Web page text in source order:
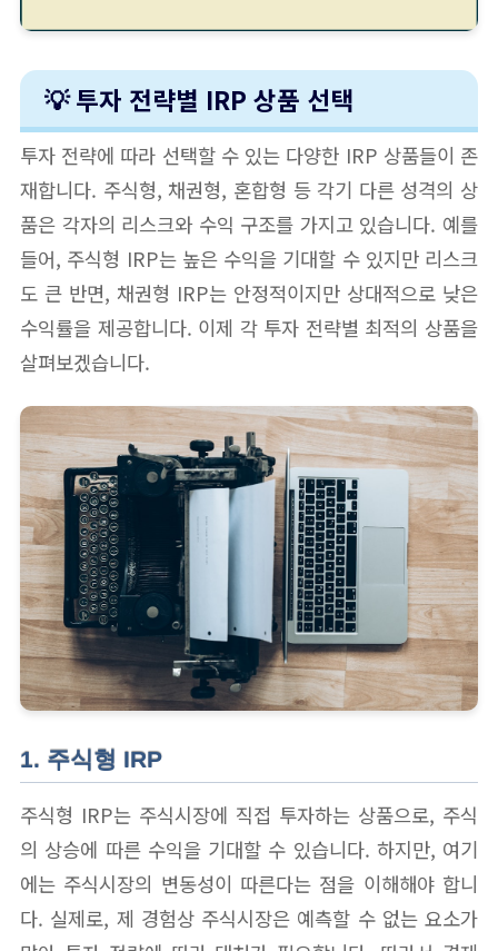
💡 투자 전략별 IRP 상품 선택
투자 전략에 따라 선택할 수 있는 다양한 IRP 상품들이 존
재합니다. 주식형, 채권형, 혼합형 등 각기 다른 성격의 상
품은 각자의 리스크와 수익 구조를 가지고 있습니다. 예를
들어, 주식형 IRP는 높은 수익을 기대할 수 있지만 리스크
도 큰 반면, 채권형 IRP는 안정적이지만 상대적으로 낮은
수익률을 제공합니다. 이제 각 투자 전략별 최적의 상품을
살펴보겠습니다.
1. 주식형 IRP
주식형 IRP는 주식시장에 직접 투자하는 상품으로, 주식
의 상승에 따른 수익을 기대할 수 있습니다. 하지만, 여기
에는 주식시장의 변동성이 따른다는 점을 이해해야 합니
다. 실제로, 제 경험상 주식시장은 예측할 수 없는 요소가